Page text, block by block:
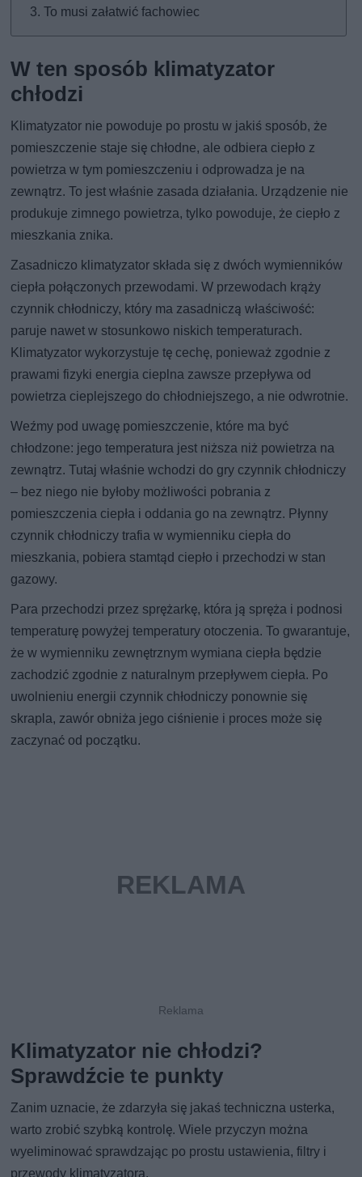
To musi załatwić fachowiec
W ten sposób klimatyzator
chłodzi
Klimatyzator nie powoduje po prostu w jakiś sposób, że
pomieszczenie staje się chłodne, ale odbiera ciepło z
powietrza w tym pomieszczeniu i odprowadza je na
zewnątrz. To jest właśnie zasada działania. Urządzenie nie
produkuje zimnego powietrza, tylko powoduje, że ciepło z
mieszkania znika.
Zasadniczo klimatyzator składa się z dwóch wymienników
ciepła połączonych przewodami. W przewodach krąży
czynnik chłodniczy, który ma zasadniczą właściwość:
paruje nawet w stosunkowo niskich temperaturach.
Klimatyzator wykorzystuje tę cechę, ponieważ zgodnie z
prawami fizyki energia cieplna zawsze przepływa od
powietrza cieplejszego do chłodniejszego, a nie odwrotnie.
Weźmy pod uwagę pomieszczenie, które ma być
chłodzone: jego temperatura jest niższa niż powietrza na
zewnątrz. Tutaj właśnie wchodzi do gry czynnik chłodniczy
– bez niego nie byłoby możliwości pobrania z
pomieszczenia ciepła i oddania go na zewnątrz. Płynny
czynnik chłodniczy trafia w wymienniku ciepła do
mieszkania, pobiera stamtąd ciepło i przechodzi w stan
gazowy.
Para przechodzi przez sprężarkę, która ją spręża i podnosi
temperaturę powyżej temperatury otoczenia. To gwarantuje,
że w wymienniku zewnętrznym wymiana ciepła będzie
zachodzić zgodnie z naturalnym przepływem ciepła. Po
uwolnieniu energii czynnik chłodniczy ponownie się
skrapla, zawór obniża jego ciśnienie i proces może się
zaczynać od początku.
Klimatyzator nie chłodzi?
Sprawdźcie te punkty
Zanim uznacie, że zdarzyła się jakaś techniczna usterka,
warto zrobić szybką kontrolę. Wiele przyczyn można
wyeliminować sprawdzając po prostu ustawienia, filtry i
przewody klimatyzatora.